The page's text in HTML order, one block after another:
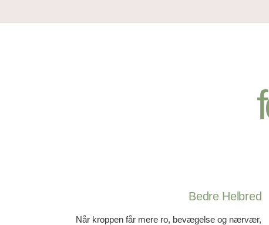
Bedre Helbred
Når kroppen får mere ro, bevægelse og nærvær,